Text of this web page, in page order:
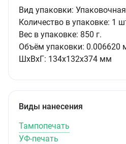
Вид упаковки:
Количество в упаковке: 1
Вес в упаковке: 850 г.
Объём упаковки: 0.006620
ШxВxГ: 134x132x374 мм
Виды нанесения
Тампопечать
УФ-печать